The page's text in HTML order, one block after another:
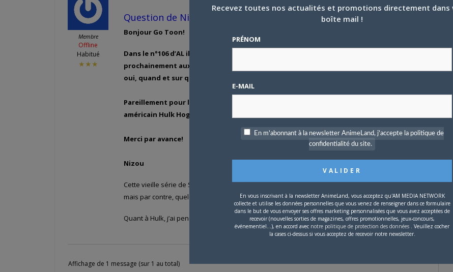
Membre
Offline
Habitué
★★★
Question de Nizou :
Bonjour Go Toon!
Dans le n°106 d’AL il est dit que les DVD de Star Wars Droids allaient sortir
prochainement aux USA, cette série animée n’a-t-elle pas déjà été diffusée en France? Si
oui, quand et sur quelle chaîne?
Pareillement pour le dessin animé Hulkmania, mettant en scène la star du catch
américain Hulk Hogan, diffusé en France aussi?
Merci par avance!
Nizou
Cette vieille série de Star Wars n’a apparemment jamais été diffusée à la télévision en France,
mais par contre, quelques cassettes VHS sont sorties dans les années 80 en français.
Quant à Hulk, j’ai pencore moins d’info là dessus, aucune trace en France à ma connaissance.
Affichage de 1 message (sur 1 au total)
Recevez toutes nos actualités et promotions directement dans
boîte mail !
PRÉNOM
E-MAIL
En m'abonnant à la newsletter AnimeLand, j'accepte la politique de
confidentialité du site.
En vous inscrivant à la newsletter AnimeLand, vous acceptez qu'AM MEDIA NETWORK
collecte et utilise les données personnelles que vous venez de renseigner dans ce formulaire
dans le but de vous envoyer ses offres marketing personnalisées que vous avez acceptées de
recevoir (nouvelles sorties de magazines, offres promotionnelles, jeux-concours,
événementiel...), en accord avec notre politique de protection des données . Veuillez cocher
la cases ci-dessus si vous acceptez de recevoir notre newsletter.